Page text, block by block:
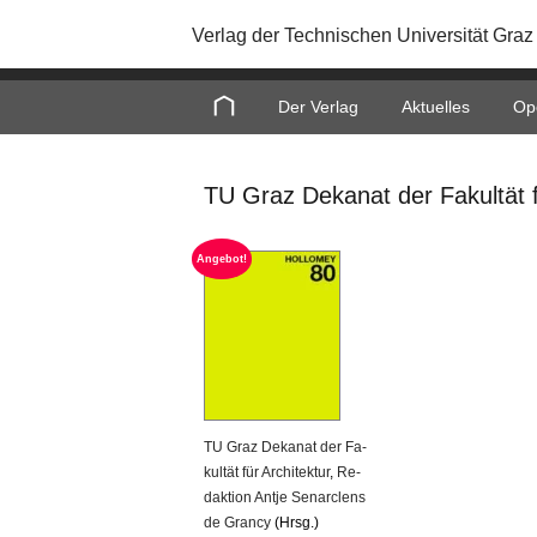
Verlag der Technischen Universität Graz
Home Der Verlag Aktuelles
TU Graz Dekanat der Fakultät
An­ge­bot!
TU Graz De­ka­nat der Fa­
kul­tät für Ar­chi­tek­tur, Re­
dak­ti­on Antje Sen­ar­clens
de Gran­cy (Hrsg.)